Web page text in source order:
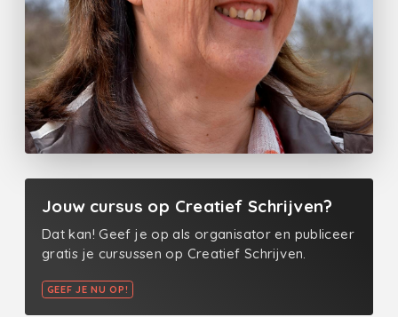
Jouw cursus op Creatief Schrijven?
Dat kan! Geef je op als organisator en publiceer
gratis je cursussen op Creatief Schrijven.
GEEF JE NU OP!